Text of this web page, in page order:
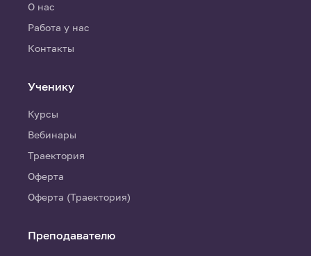
О нас
Работа у нас
Контакты
Ученику
Курсы
Вебинары
Траектория
Оферта
Оферта (Траектория)
Преподавателю